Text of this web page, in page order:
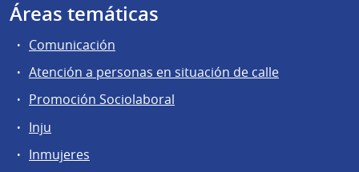
Áreas temáticas
Comunicación
Atención a personas en situación de calle
Promoción Sociolaboral
Inju
Inmujeres